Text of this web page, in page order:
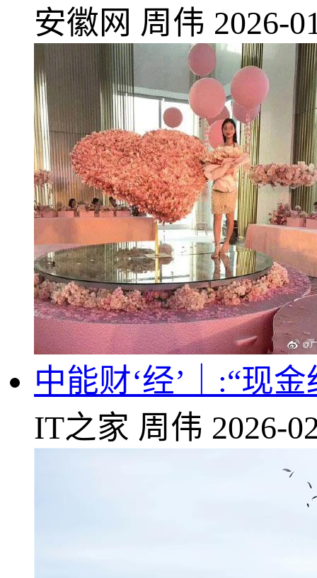
安徽网 周伟 2026-
中能财‘经’｜:“现
IT之家 周伟 2026-